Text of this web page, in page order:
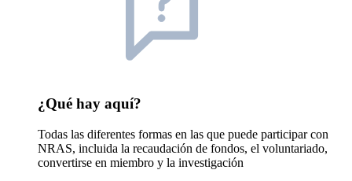
¿Qué hay aquí?
Todas las diferentes formas en las que puede participar con
NRAS, incluida la recaudación de fondos, el voluntariado,
convertirse en miembro y la investigación